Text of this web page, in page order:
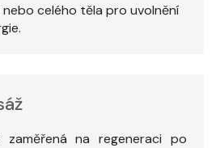
nebo celého těla pro uvolnění
zaměřená na regeneraci po